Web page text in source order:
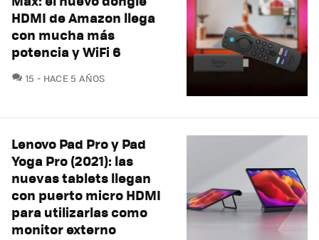
HDMI de Amazon llega
con mucha más
potencia y WiFi 6
15 COMENTARIOS
HACE 5 AÑOS
Lenovo Pad Pro y Pad
Yoga Pro (2021): las
nuevas tablets llegan
con puerto micro HDMI
para utilizarlas como
monitor externo